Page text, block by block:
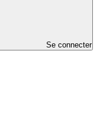
Se connecter